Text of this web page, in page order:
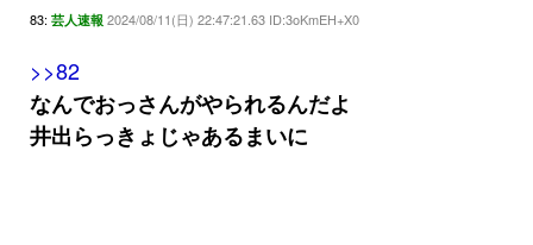
83: 芸人速報 2024/08/11(日) 22:47:21.63 ID:3oKmEH+X0
>>82
なんでおっさんがやられるんだよ
井出らっきょじゃあるまいに